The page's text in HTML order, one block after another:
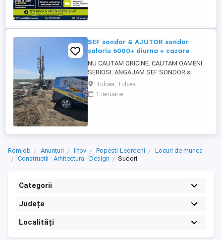
SEF sondor & AJUTOR sondor
salariu 6000+ diurna + cazare
NU CAUTAM ORICINE. CAUTAM OAMENI
SERIOSI. ANGAJAM SEF SONDOR si
AJUTOR SONDOR FORAJE PUTURI APA
Vrei salariu bun, cazare asigurata,
program clar si stabilitate pe termen lung?
organizat, ...
Tulcea, Tulcea
1 ianuarie
Romjob Anunțuri Ilfov Popesti-Leordeni
Locuri de munca
Constructii - Arhitectura - Design
Sudori
Categorii
Județe
Localități